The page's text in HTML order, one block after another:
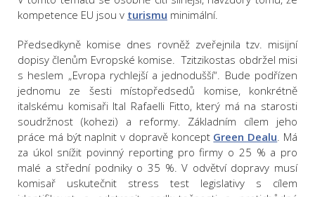
kompetence EU jsou v turismu minimální.
Předsedkyně komise dnes rovněž zveřejnila tzv. misijní
dopisy členům Evropské komise. Tzitzikostas obdržel misi
s heslem „Evropa rychlejší a jednodušší“. Bude podřízen
jednomu ze šesti místopředsedů komise, konkrétně
italskému komisaři Ital Rafaelli Fitto, který má na starosti
soudržnost (kohezi) a reformy. Základním cílem jeho
práce má být naplnit v dopravě koncept Green Dealu. Má
za úkol snížit povinný reporting pro firmy o 25 % a pro
malé a střední podniky o 35 %. V odvětví dopravy musí
komisař uskutečnit stress test legislativy s cílem